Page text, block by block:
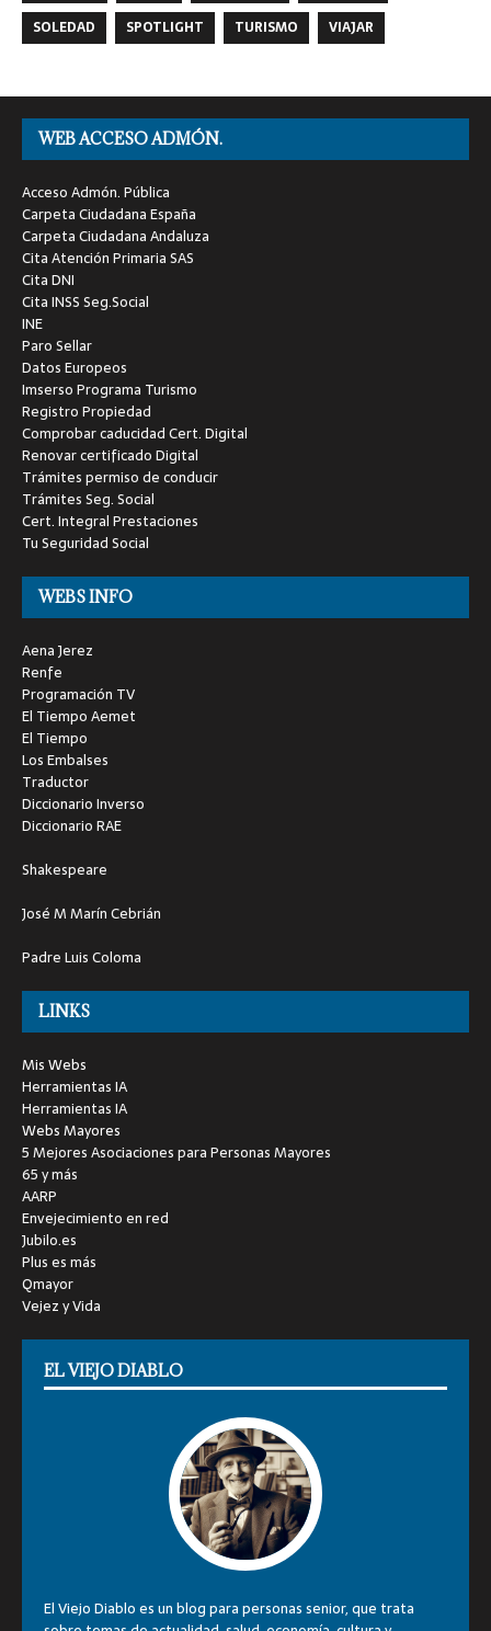
SOLEDAD
SPOTLIGHT TURISMO VIAJAR
WEB ACCESO ADMÓN.
Acceso Admón. Pública
Carpeta Ciudadana España
Carpeta Ciudadana Andaluza
Cita Atención Primaria SAS
Cita DNI
Cita INSS Seg.Social
INE
Paro Sellar
Datos Europeos
Imserso Programa Turismo
Registro Propiedad
Comprobar caducidad Cert. Digital
Renovar certificado Digital
Trámites permiso de conducir
Trámites Seg. Social
Cert. Integral Prestaciones
Tu Seguridad Social
WEBS INFO
Aena Jerez
Renfe
Programación TV
El Tiempo Aemet
El Tiempo
Los Embalses
Traductor
Diccionario Inverso
Diccionario RAE
Shakespeare
José M Marín Cebrián
Padre Luis Coloma
LINKS
Mis Webs
Herramientas IA
Herramientas IA
Webs Mayores
5 Mejores Asociaciones para Personas Mayores
65 y más
AARP
Envejecimiento en red
Jubilo.es
Plus es más
Qmayor
Vejez y Vida
EL VIEJO DIABLO
El Viejo Diablo es un blog para personas senior, que trata